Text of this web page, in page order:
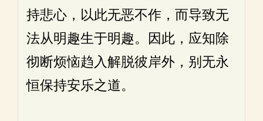
持悲心，以此无恶不作，而导致无
法从明趣生于明趣。因此，应知除
彻断烦恼趋入解脱彼岸外，别无永
恒保持安乐之道。